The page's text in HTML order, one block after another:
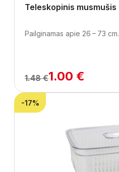
Teleskopinis musmušis
Pailginamas apie 26 – 73 cm.
1.48 €1.00 €
-17%